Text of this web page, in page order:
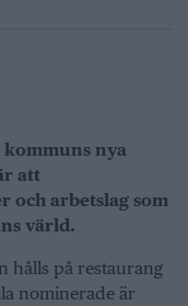
nya
att
och arbetslag som
värld.
hålls på restaurang
nominerade är